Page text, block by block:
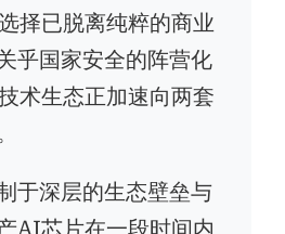
择已脱离纯粹的商业
乎国家安全的阵营化
术生态正加速向两套
于深层的生态壁垒与
AI芯片在一段时间内